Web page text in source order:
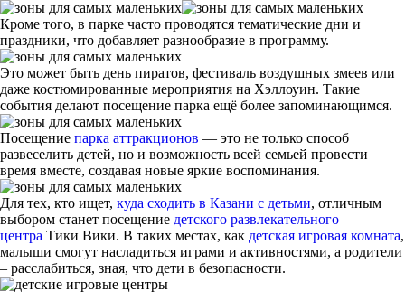
Кроме того, в парке часто проводятся тематические дни и
праздники, что добавляет разнообразие в программу.
Это может быть день пиратов, фестиваль воздушных змеев или
даже костюмированные мероприятия на Хэллоуин. Такие
события делают посещение парка ещё более запоминающимся.
Посещение парка аттракционов — это не только способ
развеселить детей, но и возможность всей семьей провести
время вместе, создавая новые яркие воспоминания.
Для тех, кто ищет, куда сходить в Казани с детьми, отличным
выбором станет посещение детского развлекательного
центра Тики Вики. В таких местах, как детская игровая комната,
малыши смогут насладиться играми и активностями, а родители
– расслабиться, зная, что дети в безопасности.